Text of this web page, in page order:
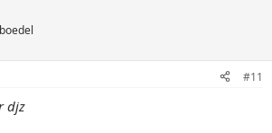
#11
djz